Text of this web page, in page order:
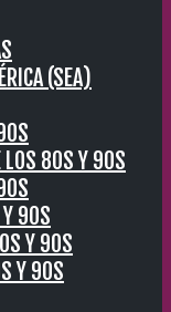
(SEA)
LOS 80S Y 90S
Y 90S
Y 90S
Y 90S